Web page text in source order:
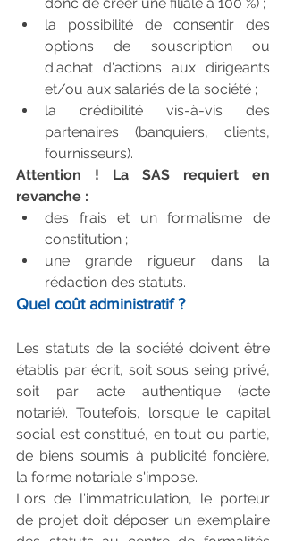
la possibilité de consentir des
options de souscription ou
d'achat d'actions aux dirigeants
et/ou aux salariés de la société ;
la crédibilité vis-à-vis des
partenaires (banquiers, clients,
fournisseurs).
Attention ! La SAS requiert en
revanche :
des frais et un formalisme de
constitution ;
une grande rigueur dans la
rédaction des statuts.
Quel coût administratif ?
Les statuts de la société doivent être
établis par écrit, soit sous seing privé,
soit par acte authentique (acte
notarié). Toutefois, lorsque le capital
social est constitué, en tout ou partie,
de biens soumis à publicité foncière,
la forme notariale s'impose.
Lors de l'immatriculation, le porteur
de projet doit déposer un exemplaire